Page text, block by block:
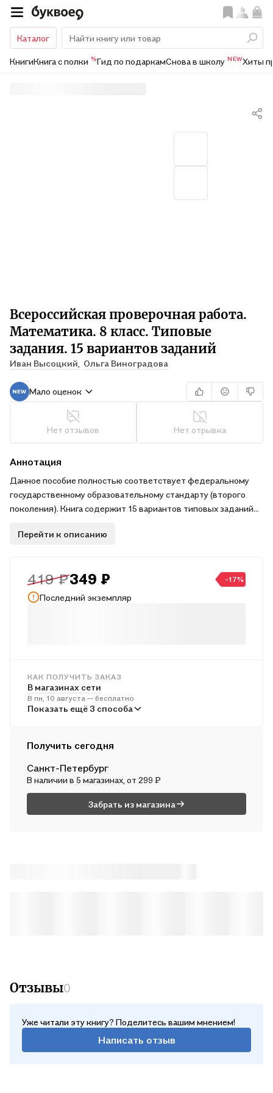
Каталог
КнигиКнига с полки %Гид по подаркамСнова в школу NEWХиты
Всероссийская проверочная работа.
Математика. 8 класс. Типовые
задания. 15 вариантов заданий
Иван Высоцкий, Ольга Виноградова
Мало оценок
Нет отзывов Нет отрывка
Аннотация
Данное пособие полностью соответствует федеральному
государственному образовательному стандарту (второго
поколения). Книга содержит 15 вариантов типовых заданий
для учащихся 8-х классов. Сборник предназначен учащимся
работе по математике.
Перейти к описанию
419 ₽349 ₽ -17%
Последний экземпляр
КАК ПОЛУЧИТЬ ЗАКАЗ
В магазинах сети
В пн, 10 августа — бесплатно
В пунктах выдачи
Во вт, 11 августа — от 312 ₽
Почтой России
В ср, 12 августа — от 499 ₽
Показать ещё 3 способа
Получить сегодня
Санкт-Петербург
В наличиив 5 магазинах , от 299 ₽
Забрать из магазина
Отзывы0
Уже читали эту книгу? Поделитесь вашим мнением!
Написать отзыв